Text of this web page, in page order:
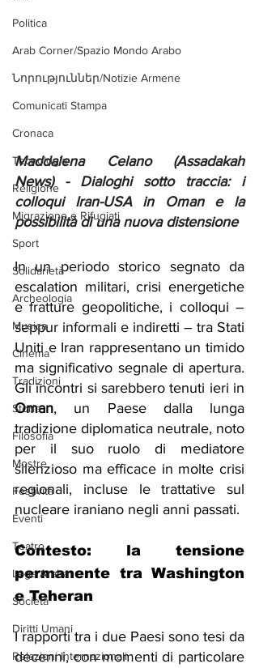
Politica
Arab Corner/Spazio Mondo Arabo
Նորություններ/Notizie Armene
Comunicati Stampa
Cronaca
Tecnologia
Religione
Migrazione e Rifugiati
Sport
Solidarietà
Archeologia
Musica
Cinema
Tradizioni
Storia
Filosofia
Mostre
Festività
Eventi
Teatro
Lega Araba
Società
Diritti Umani
Relazioni Internazionali
Maddalena Celano (Assadakah
News) - Dialoghi sotto traccia: i
colloqui Iran-USA in Oman e la
possibilità di una nuova distensione
In un periodo storico segnato da
escalation militari, crisi energetiche
e fratture geopolitiche, i colloqui –
seppur informali e indiretti – tra Stati
Uniti e Iran rappresentano un timido
ma significativo segnale di apertura.
Oman, un Paese dalla lunga
tradizione diplomatica neutrale, noto
per il suo ruolo di mediatore
silenzioso ma efficace in molte crisi
regionali, incluse le trattative sul
nucleare iraniano negli anni passati.
Contesto: la tensione
permanente tra Washington
e Teheran
I rapporti tra i due Paesi sono tesi da
decenni, con momenti di particolare